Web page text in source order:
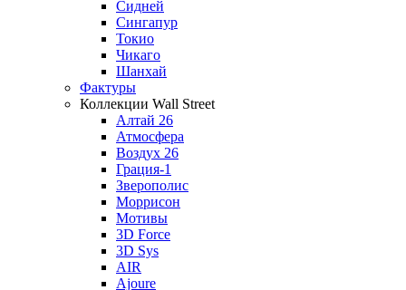
Сидней
Сингапур
Токио
Чикаго
Шанхай
Фактуры
Коллекции Wall Street
Алтай 26
Атмосфера
Воздух 26
Грация-1
Зверополис
Моррисон
Мотивы
3D Force
3D Sys
AIR
Ajoure